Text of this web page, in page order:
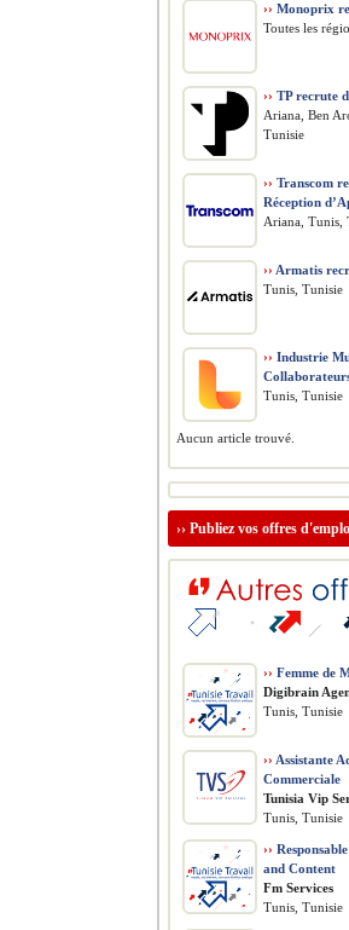
›› Monoprix
Toutes les
›› TP recrute
Ariana, Ben
Tunisie
›› Transcom
Réception
Ariana, Tunis,
›› Armatis
Tunis, Tunisie
›› Industrie
Tunis, Tunisie
Aucun article trouvé.
›› Publiez vos offres
›› Femme de
Digibrain
Tunis, Tunisie
›› Assistante
Commerciale
Tunisia Vip
Tunis, Tunisie
››
and Content
Fm Services
Tunis, Tunisie